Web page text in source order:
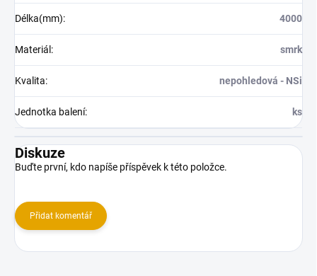
Délka(mm): 4000
Materiál : smrk
Kvalita: nepohledová - NSi
Jednotka balení: ks
Diskuze
Buďte první, kdo napíše příspěvek k této položce.
Přidat komentář